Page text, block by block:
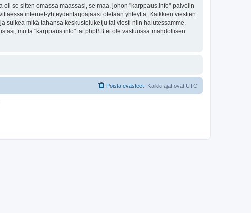
se sitten omassa maassasi, se maa, johon "karppaus.info"-palvelin
internet-yhteydentarjoajaasi otetaan yhteyttä. Kaikkien viestien
sulkea mikä tahansa keskusteluketju tai viesti niin halutessamme.
mutta "karppaus.info" tai phpBB ei ole vastuussa mahdollisen
Kaikki ajat ovat UTC
Poista evästeet